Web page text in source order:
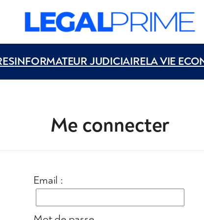
INFORMATEUR JUDICIAIRELA VIE
Me connecter
Email :